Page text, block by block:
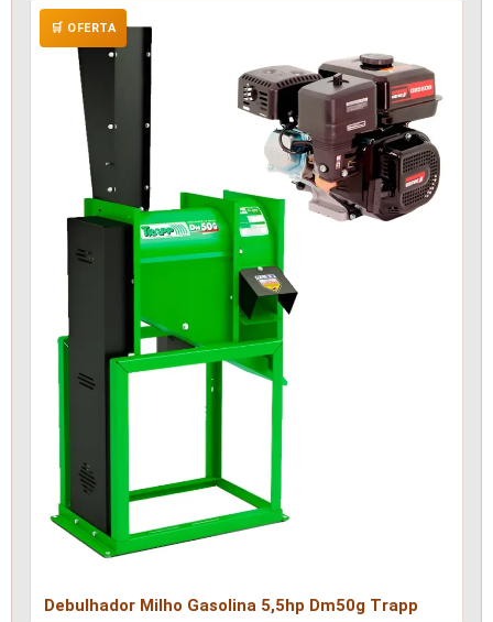
🛒 OFERTA
Debulhador Milho Gasolina 5,5hp Dm50g Trapp